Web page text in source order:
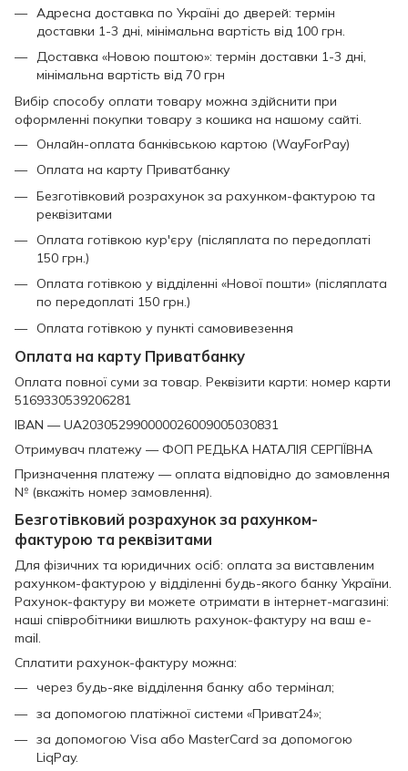
Адресна доставка по Україні до дверей: термін
доставки 1-3 дні, мінімальна вартість від 100 грн.
Доставка «Новою поштою»: термін доставки 1-3 дні,
мінімальна вартість від 70 грн
Вибір способу оплати товару можна здійснити при
оформленні покупки товару з кошика на нашому сайті.
Онлайн-оплата банківською картою (WayForPay)
Оплата на карту Приватбанку
Безготівковий розрахунок за рахунком-фактурою та
реквізитами
Оплата готівкою кур'єру (післяплата по передоплаті
150 грн.)
Оплата готівкою у відділенні «Нової пошти» (післяплата
по передоплаті 150 грн.)
Оплата готівкою у пункті самовивезення
Оплата на карту Приватбанку
Оплата повної суми за товар. Реквізити карти: номер карти
5169330539206281
IBAN — UA203052990000026009005030831
Отримувач платежу — ФОП РЕДЬКА НАТАЛІЯ СЕРГІЇВНА
Призначення платежу — оплата відповідно до замовлення
№ (вкажіть номер замовлення).
Безготівковий розрахунок за рахунком-
фактурою та реквізитами
Для фізичних та юридичних осіб: оплата за виставленим
рахунком-фактурою у відділенні будь-якого банку України.
Рахунок-фактуру ви можете отримати в інтернет-магазині:
наші співробітники вишлють рахунок-фактуру на ваш e-
mail.
Сплатити рахунок-фактуру можна:
через будь-яке відділення банку або термінал;
за допомогою платіжної системи «Приват24»;
за допомогою Visa або MasterCard за допомогою
LiqPay.